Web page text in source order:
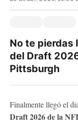
No te pierdas
del Draft
Pittsburgh
Finalmente llegó el
Draft 2026 de la